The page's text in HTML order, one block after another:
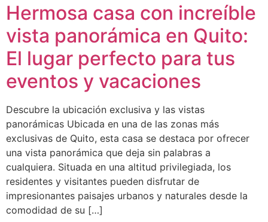
Hermosa casa con increíble
vista panorámica en Quito:
El lugar perfecto para tus
eventos y vacaciones
Descubre la ubicación exclusiva y las vistas
panorámicas Ubicada en una de las zonas más
exclusivas de Quito, esta casa se destaca por ofrecer
una vista panorámica que deja sin palabras a
cualquiera. Situada en una altitud privilegiada, los
residentes y visitantes pueden disfrutar de
impresionantes paisajes urbanos y naturales desde la
comodidad de su […]